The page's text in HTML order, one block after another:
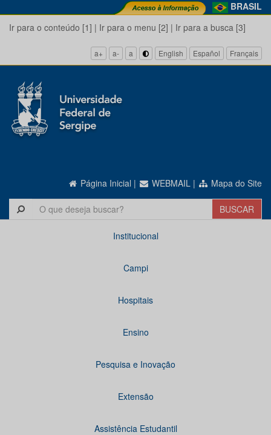
BRASIL
Ir para o conteúdo [1] | Ir para o menu [2] | Ir para a busca [3]
a+ a- a English Español Français
Página Inicial | WEBMAIL | Mapa do Site
Institucional
Campi
Hospitais
Ensino
Pesquisa e Inovação
Extensão
Assistência Estudantil